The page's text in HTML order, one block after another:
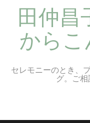
田仲昌
からこ
セレモニーのとき、
グ。ご